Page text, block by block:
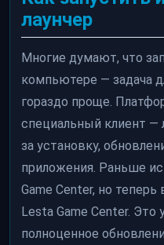
лаунчер
Многие думают, что
компьютере — задача
гораздо проще.
специальный клиент —
за установку,
приложения. Раньше
Game Center, но
Lesta Game Center.
полноценное